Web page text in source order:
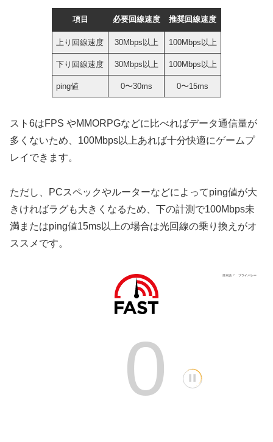
項目 必要回線速度 推奨回線速度
上り回線速度 30Mbps以上 100Mbps以上
下り回線速度 30Mbps以上 100Mbps以上
ping値 0〜30ms 0〜15ms
スト6はFPS やMMORPGなどに比べればデータ通信量が
多くないため、100Mbps以上あれば十分快適にゲームプ
レイできます。
ただし、PCスペックやルーターなどによってping値が大
きければラグも大きくなるため、下の計測で100Mbps未
満またはping値15ms以上の場合は光回線の乗り換えがオ
ススメです。